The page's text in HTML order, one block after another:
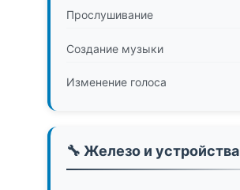
Прослушивание
Создание музыки
Изменение голоса
🔧 Железо и устройства